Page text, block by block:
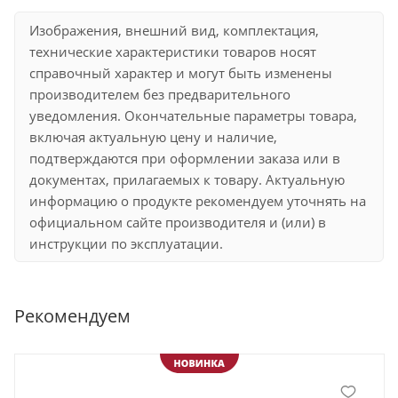
Изображения, внешний вид, комплектация,
технические характеристики товаров носят
справочный характер и могут быть изменены
производителем без предварительного
уведомления. Окончательные параметры товара,
включая актуальную цену и наличие,
подтверждаются при оформлении заказа или в
документах, прилагаемых к товару. Актуальную
информацию о продукте рекомендуем уточнять на
официальном сайте производителя и (или) в
инструкции по эксплуатации.
Рекомендуем